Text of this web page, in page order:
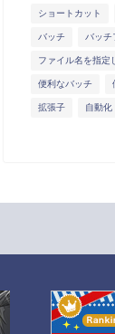
ショートカット
バッチ バッチ
ファイル名を指定
便利なバッチ
拡張子 自動化